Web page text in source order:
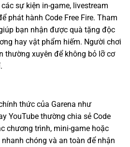
sự kiện in-game, livestream
phát hành Code Free Fire. Tham
bạn nhận được quà tặng độc
hay vật phẩm hiếm. Người chơi
thường xuyên để không bỏ lỡ cơ
thức của Garena như
YouTube thường chia sẻ Code
chương trình, mini-game hoặc
chóng và an toàn để nhận